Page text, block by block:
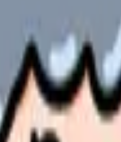
な方向です。
ンスの取りやすさや、年収の上